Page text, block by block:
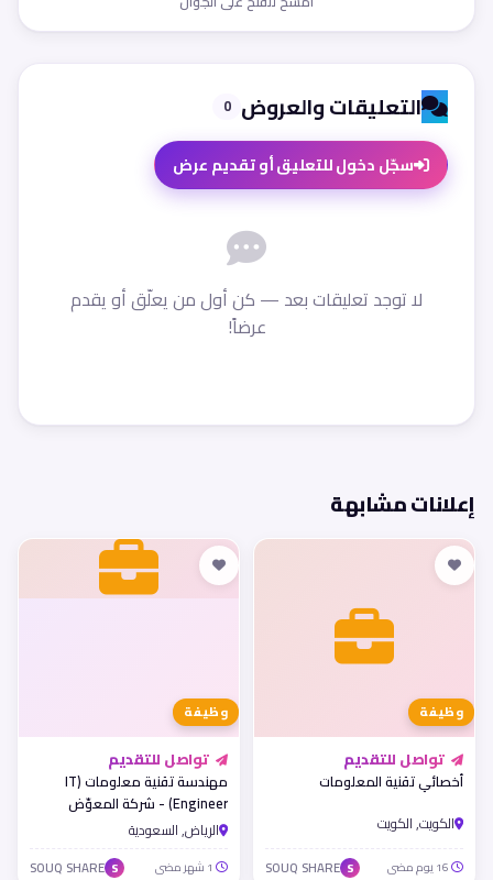
التعليقات والعروض 0
سجّل دخول للتعليق أو تقديم عرض
لا توجد تعليقات بعد — كن أول من يعلّق أو يقدم
عرضاً!
إعلانات مشابهة
وظيفة
تواصل للتقديم
أخصائي تقنية المعلومات
الكويت, الكويت
S
SOUQ SHARE
وظيفة
تواصل للتقديم
مهندسة تقنية معلومات (IT
Engineer) - شركة المعوّض
للمقاولات
الرياض, السعودية
S
SOUQ SHARE